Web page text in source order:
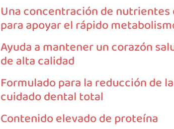
Una concentración de
para apoyar el rápido
Ayuda a mantener un corazón
de alta calidad
Formulado para la reducción de
cuidado dental total
Contenido elevado de proteína